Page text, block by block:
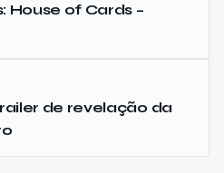
House of Cards –
de revelação da